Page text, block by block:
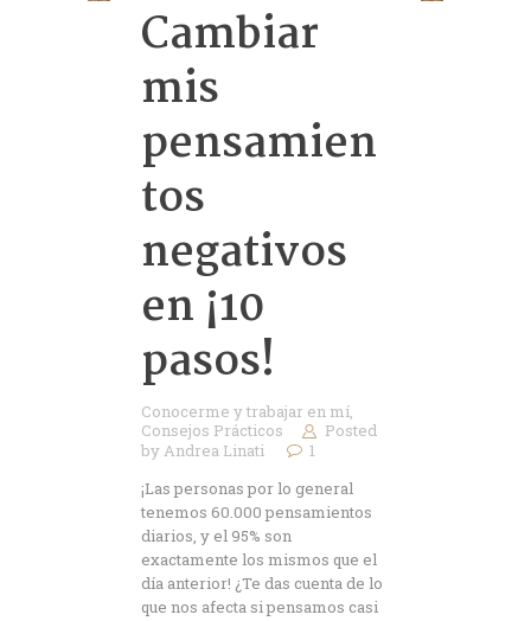
Cambiar
mis
pensamien
tos
negativos
en ¡10
pasos!
Conocerme y trabajar en mí
Consejos Prácticos
Posted
by Andrea Linati
1
¡Las personas por lo general
tenemos 60.000 pensamientos
diarios, y el 95% son
exactamente los mismos que el
día anterior! ¿Te das cuenta de lo
que nos afecta si pensamos casi